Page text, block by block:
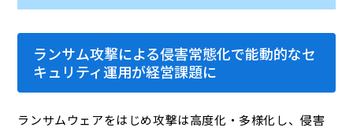
ランサム攻撃による侵害常態化で能動的なセ
キュリティ運用が経営課題に
ランサムウェアをはじめ攻撃は高度化・多様化し、侵害